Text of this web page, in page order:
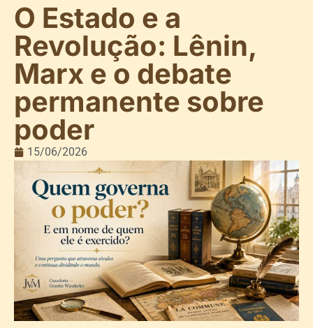
O Estado e a
Revolução: Lênin,
Marx e o debate
permanente sobre
poder
15/06/2026